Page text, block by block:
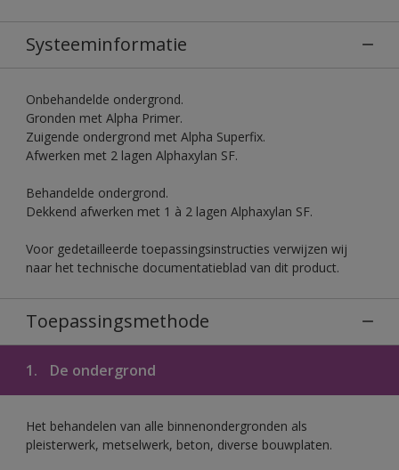
Systeeminformatie
Onbehandelde ondergrond.
Gronden met Alpha Primer.
Zuigende ondergrond met Alpha Superfix.
Afwerken met 2 lagen Alphaxylan SF.
Behandelde ondergrond.
Dekkend afwerken met 1 à 2 lagen Alphaxylan SF.
Voor gedetailleerde toepassingsinstructies verwijzen wij
naar het technische documentatieblad van dit product.
Toepassingsmethode
1. De ondergrond
Het behandelen van alle binnenondergronden als
pleisterwerk, metselwerk, beton, diverse bouwplaten.